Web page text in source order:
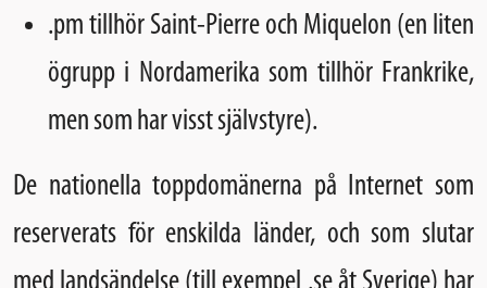
.pm tillhör Saint-Pierre och Miquelon (en liten
ögrupp i Nordamerika som tillhör Frankrike,
men som har visst självstyre).
De nationella toppdomänerna på Internet som
reserverats för enskilda länder, och som slutar